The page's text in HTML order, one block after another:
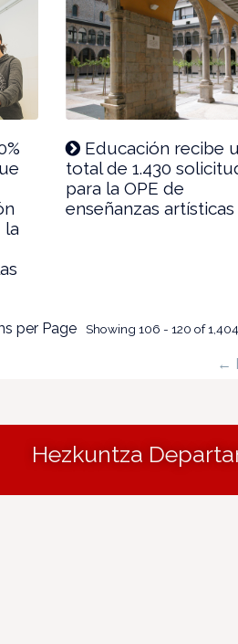
la
Educación recibe
total de 1.430
para la OPE de
enseñanzas artísticas
per Page Showing 106 - 120 of
←
Hezkuntza